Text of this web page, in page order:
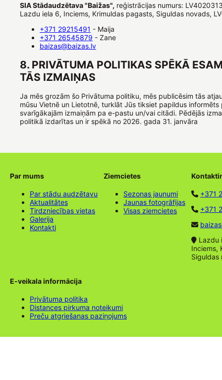
SIA Stādaudzētava "Baižas", reģistrācijas numurs:
Lazdu iela 6, Inciems, Krimuldas pagasts, Siguldas novads,
+371 29215491 - Maija
+371 26545879 - Zane
baizas@baizas.lv
8. PRIVĀTUMA POLITIKAS SPĒKĀ
TĀS IZMAIŅAS
Ja mēs grozām šo Privātuma politiku, mēs publicēsim tās
mūsu Vietnē un Lietotnē, turklāt Jūs tiksiet papildus informēts
svarīgākajām izmaiņām pa e-pastu un/vai citādi. Pēdējās
politikā izdarītas un ir spēkā no 2026. gada 31. janvāra
Par mums
Par stādu audzētavu
Aktualitātes
Tirdzniecības vietas
Galerija
Kontakti
Ziemcietes
Sezonas jaunumi
Jaunas fotogrāfijas
Visas ziemcietes
+371
+371
Lazdu
Inciems,
Siguldas
E-veikala informācija
Privātuma politika
Distances pirkuma noteikumi
Preču atgriešanas paziņojums